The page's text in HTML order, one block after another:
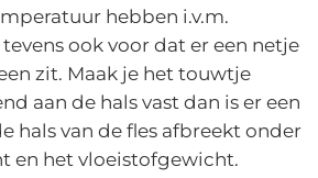
hebben i.v.m.
ook voor dat er een netje
zit. Maak je het touwtje
aan de hals vast dan is er een
hals van de fles afbreekt onder
en het vloeistofgewicht.